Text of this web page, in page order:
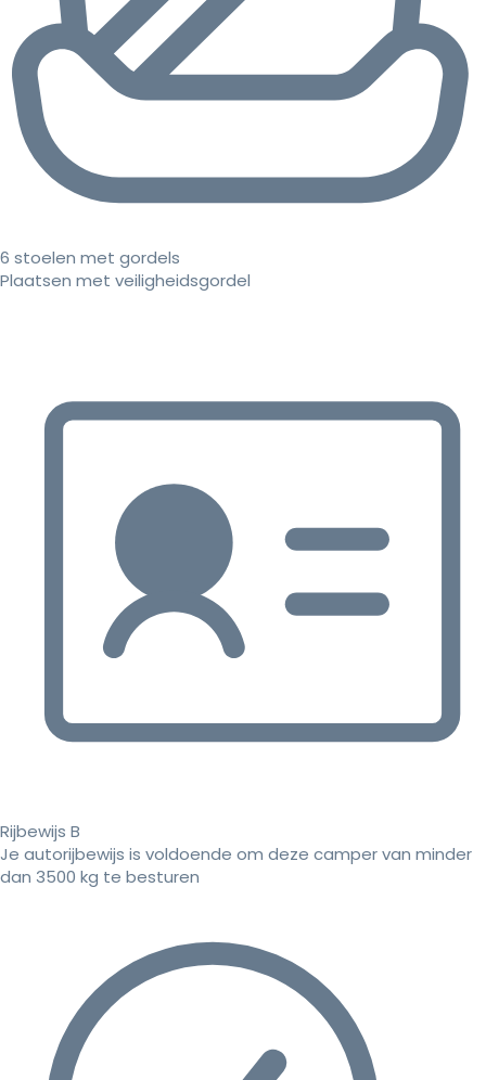
6 stoelen met gordels
Plaatsen met veiligheidsgordel
Rijbewijs B
Je autorijbewijs is voldoende om deze camper van minder
dan 3500 kg te besturen